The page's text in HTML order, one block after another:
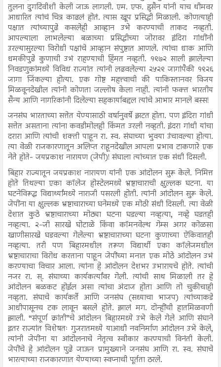
तुलना दुर्गादेवीशी केली जाऊ लागली. एम. एफ. हुसैन यांनी याच थीमवर
आधारित त्यांचं चित्र काढलं होतं. त्यास खूप प्रसिद्धी मिळाली. कोणत्याही
पक्षात त्यांच्यापुढे कसलेही आव्हान उभे करण्याची ताकद नव्हती.
आपल्याला लाभलेल्या बळाच्या प्रसिद्धीच्या जोरावर इंदिरा गांधींनी
उरल्यासुरल्या विरोधी पक्षांचे आव्हान संपुष्टात आणले. त्यांचा धाक आणि
धमकीपुढे कुणाची उभं राहण्याची हिंमत नव्हती. १९७२ साली झालेल्या
निवडणुकांमध्ये विविध राज्यांत त्यांनी लढवलेल्या २५२९ जागांपैकी १९२६
जागा जिंकल्या होत्या. एक गोष्ट महत्त्वाची की पाकिस्तानवर विजय
मिळवूनदेखील त्यांनी कोणता जल्लोष केला नाही. त्यांनी फक्त भारतीय
सैन्य आणि नागरिकांनी दिलेल्या सहकार्याबद्दल त्यांचे आभार मानले बस्स!
जनसंघ भारताच्या सत्तेत येण्यासाठी वर्षानुवर्षे झटत होता. पण इंदिरा गांधी
सत्तेत असताना त्यांना कवडीमोलही किंमत उरली नव्हती. इंदरा गांधी यांचा
दरारा आणि त्यांची शक्ती पाहून रा. स्व. संघाच्या भुवया उंचावल्या होत्या.
त्या वेळी राजकारणातून अलिप्त राहूनदेखील आपला प्रभाव टाकणारे एक
नेते होते- जयप्रकाश नारायण (जेपी)! संघाला त्यांच्यात एक संधी दिसली.
बिहार राज्यातून जयप्रकाश नारायण यांनी एक आंदोलन सुरू केले. निमित्त
होते तिथल्या एका कॉलेज होस्टेलमध्ये भ्रष्टाचाराची क्षुल्लक घटना. या
घटनेविरूद्ध विद्यार्थ्यांमध्ये नाराजी पसरली होती. त्यांनी आंदोलन सुरू केले.
जेपींना या क्षुल्लक भ्रष्टाचाराच्या घनेमध्ये एक मोठी संधी दिसली. त्या वेळी
देशात कुठे भ्रष्टाचाराच्या मोठ्या घटना घडल्या नव्हत्या, नव्हे घडतही
नव्हत्या. २-जी सारखे घोटाळे किंवा कॉमनवेल्थ गेम्स अगर कोळसा
खाणीसारखे घडवल्या गेलेल्या भ्रष्टाचाराच्या घटना कुणाच्या ऐकिवातही
नव्हत्या. तरी पण बिहारमधील तरूण विद्यार्थी एका कॉलेजमधील
भ्रष्टाचाराचा विरोध करताना पाहून जेपींच्या मनात एक मोठे आंदोलन उभं
करण्याचा विचार आला. त्यांना हे आंदोलन देशभर उभारायचे होते. त्यांची
नजर रा. स्. संघाच्या कार्यकर्त्यांवर गेली. त्यांची साथ मिळाली तर हे
आंदोलन बळकट होईल असा त्यांचा अंदाज होता आणि तो चुकीचाही
नव्हता. संघाचे कार्यकर्ते आणि जनसंघ (सध्याचा भाजप) त्यांच्याकडे
आधीपासूनच टक लावून बसले होते. झालं मग. दोन्हींची हातमिळवणी
झाली. “संपूर्ण क्रांती”चे आंदोलन बिहारमध्ये उभे केले गेले आणि संघाने
इतर राज्यांत विशेषतः गुजरातमध्ये याआधी नवनिर्माण आंदोलन उभे केले,
त्यांनी जेपींना या आंदोलनाचे नेतृत्व स्वीकार करण्याची विनंती केली.
जेपींचे हे आंदोलन पुढे जाऊन प्रामुख्याने जनसंघ आणि रा. स्व. संघाचे
भारत्याच्या राजकारणात येण्याच्या स्वप्नाची पूर्तता ठरले.